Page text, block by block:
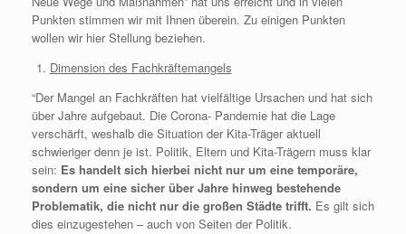
Punkten stimmen wir mit Ihnen überein. Zu einigen Punkten
wollen wir hier Stellung beziehen.
Dimension des Fachkräftemangels
“Der Mangel an Fachkräften hat vielfältige Ursachen und hat sich
über Jahre aufgebaut. Die Corona- Pandemie hat die Lage
verschärft, weshalb die Situation der Kita-Träger aktuell
schwieriger denn je ist. Politik, Eltern und Kita-Trägern muss klar
sein: Es handelt sich hierbei nicht nur um eine temporäre,
sondern um eine sicher über Jahre hinweg bestehende
Problematik, die nicht nur die großen Städte trifft. Es gilt sich
dies einzugestehen – auch von Seiten der Politik.